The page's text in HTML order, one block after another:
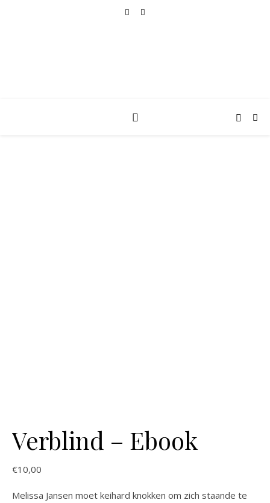
Verblind – Ebook
€10,00
Melissa Jansen moet keihard knokken om zich staande te